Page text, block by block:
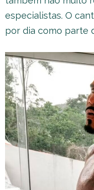
especialistas. O
por dia como parte